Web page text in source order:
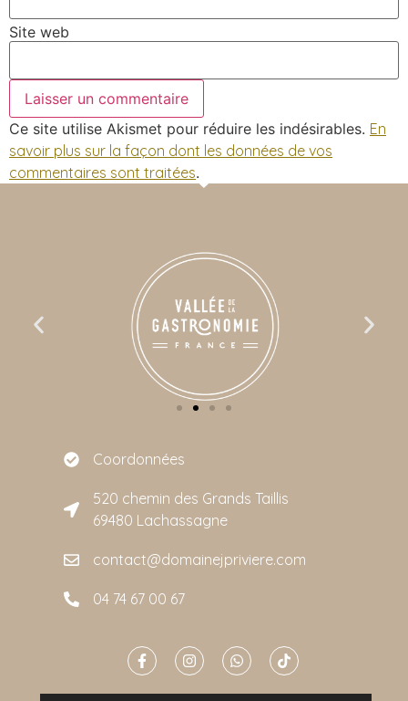
Site web
Ce site utilise Akismet pour réduire les indésirables. En
savoir plus sur la façon dont les données de vos
commentaires sont traitées.
Coordonnées
520 chemin des Grands Taillis
69480 Lachassagne
contact@domainejpriviere.com
04 74 67 00 67